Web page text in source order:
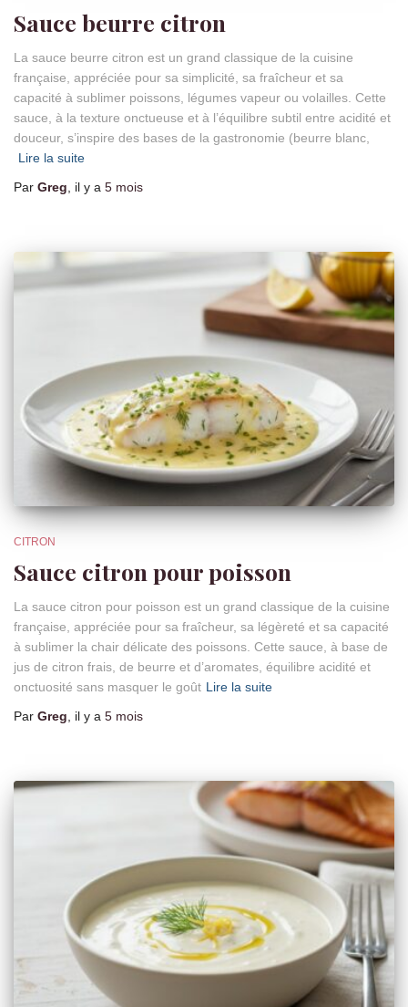
Sauce beurre citron
La sauce beurre citron est un grand classique de la cuisine
française, appréciée pour sa simplicité, sa fraîcheur et sa
capacité à sublimer poissons, légumes vapeur ou volailles. Cette
sauce, à la texture onctueuse et à l’équilibre subtil entre acidité et
douceur, s’inspire des bases de la gastronomie (beurre blanc,
Lire la suite
Par Greg , il y a 5 mois
CITRON
Sauce citron pour poisson
La sauce citron pour poisson est un grand classique de la cuisine
française, appréciée pour sa fraîcheur, sa légèreté et sa capacité
à sublimer la chair délicate des poissons. Cette sauce, à base de
jus de citron frais, de beurre et d’aromates, équilibre acidité et
onctuosité sans masquer le goût Lire la suite
Par Greg , il y a 5 mois